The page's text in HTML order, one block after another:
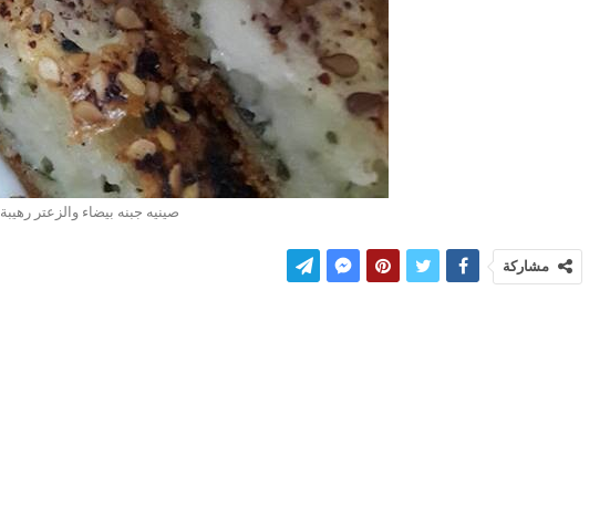
صينيه جبنه بيضاء والزعتر رهيبة
مشاركة